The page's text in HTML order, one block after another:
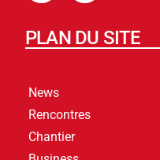
PLAN DU SITE
News
Rencontres
Chantier